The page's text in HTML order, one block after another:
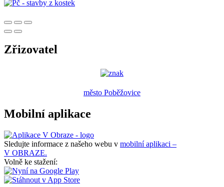
Zřizovatel
město Poběžovice
Mobilní aplikace
Sledujte informace z našeho webu v mobilní aplikaci –
V OBRAZE.
Volně ke stažení: